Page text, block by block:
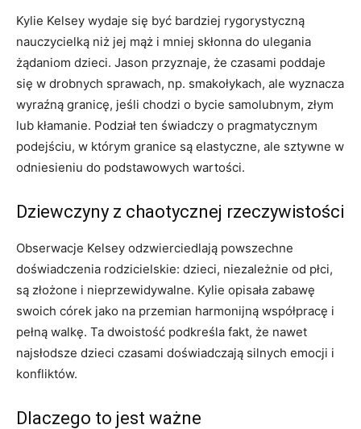
Kylie Kelsey wydaje się być bardziej rygorystyczną
nauczycielką niż jej mąż i mniej skłonna do ulegania
żądaniom dzieci. Jason przyznaje, że czasami poddaje
się w drobnych sprawach, np. smakołykach, ale wyznacza
wyraźną granicę, jeśli chodzi o bycie samolubnym, złym
lub kłamanie. Podział ten świadczy o pragmatycznym
podejściu, w którym granice są elastyczne, ale sztywne w
odniesieniu do podstawowych wartości.
Dziewczyny z chaotycznej rzeczywistości
Obserwacje Kelsey odzwierciedlają powszechne
doświadczenia rodzicielskie: dzieci, niezależnie od płci,
są złożone i nieprzewidywalne. Kylie opisała zabawę
swoich córek jako na przemian harmonijną współpracę i
pełną walkę. Ta dwoistość podkreśla fakt, że nawet
najsłodsze dzieci czasami doświadczają silnych emocji i
konfliktów.
Dlaczego to jest ważne